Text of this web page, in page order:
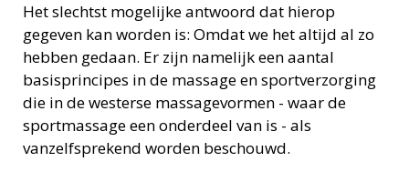
Het slechtst mogelijke antwoord dat hierop
gegeven kan worden is: Omdat we het altijd al zo
hebben gedaan. Er zijn namelijk een aantal
basisprincipes in de massage en sportverzorging
die in de westerse massagevormen - waar de
sportmassage een onderdeel van is - als
vanzelfsprekend worden beschouwd.